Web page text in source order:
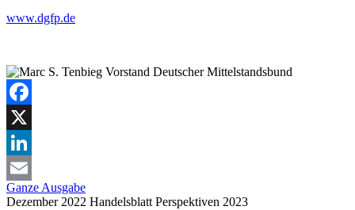
www.dgfp.de
Facebook
X
LinkedIn
Email
Ganze Ausgabe
Dezember 2022 Handelsblatt Perspektiven 2023